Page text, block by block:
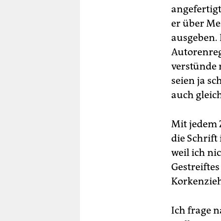
er über
verstünde
seien ja
auch
Mit jedem
die Schrift
weil ich
Ich frage